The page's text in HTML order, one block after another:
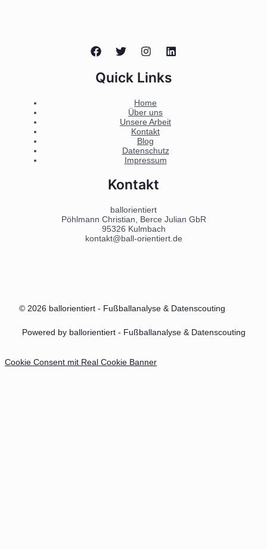
Quick Links
Home
Über uns
Unsere Arbeit
Kontakt
Blog
Datenschutz
Impressum
Kontakt
ballorientiert
Pöhlmann Christian, Berce Julian GbR
95326 Kulmbach
kontakt@ball-orientiert.de
© 2026 ballorientiert - Fußballanalyse & Datenscouting
Powered by ballorientiert - Fußballanalyse & Datenscouting
Cookie Consent mit Real Cookie Banner